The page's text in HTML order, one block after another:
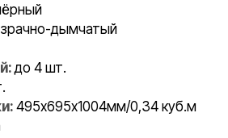
дымчатый
до 4 шт.
495х695х1004мм/0,34 куб.м